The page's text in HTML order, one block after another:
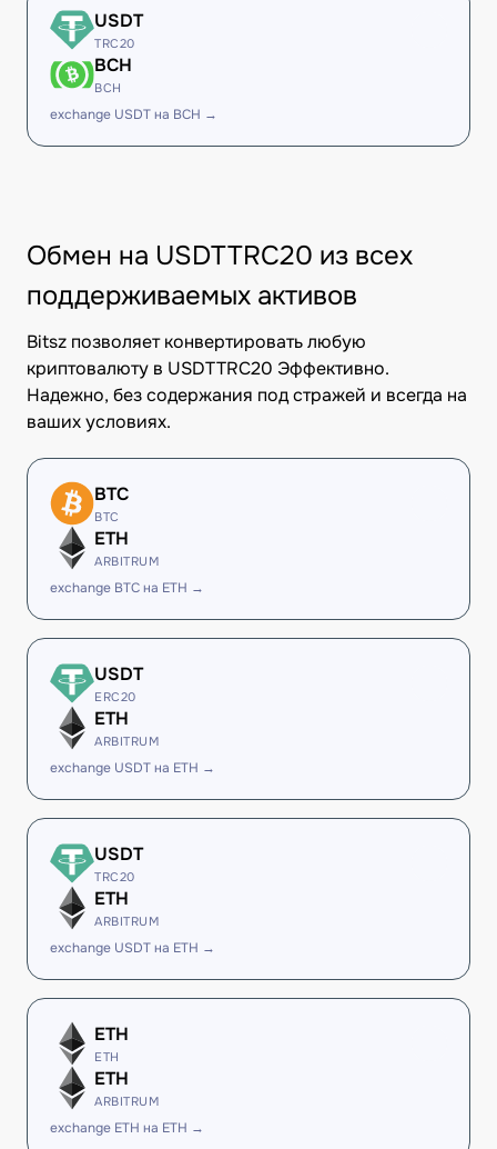
USDT
TRC20
BCH
BCH
exchange USDT на BCH →
Обмен на USDTTRC20 из всех
поддерживаемых активов
Bitsz позволяет конвертировать любую
криптовалюту в USDTTRC20 Эффективно.
Надежно, без содержания под стражей и всегда на
ваших условиях.
BTC
BTC
ETH
ARBITRUM
exchange BTC на ETH →
USDT
ERC20
ETH
ARBITRUM
exchange USDT на ETH →
USDT
TRC20
ETH
ARBITRUM
exchange USDT на ETH →
ETH
ETH
ETH
ARBITRUM
exchange ETH на ETH →